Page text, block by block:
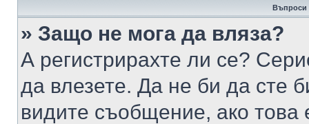
Въпроси
» Защо не мога да вляза?
А регистрирахте ли се?
да влезете. Да не би да сте
видите съобщение, ако това